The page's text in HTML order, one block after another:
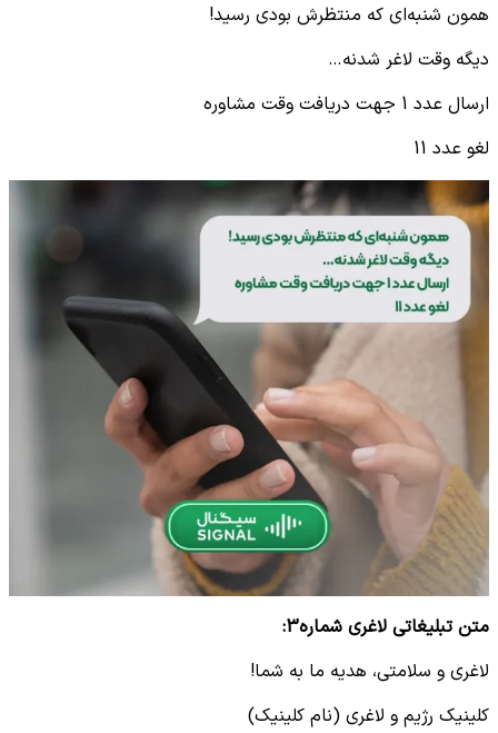
همون شنبه‌ای که منتظرش بودی رسید!
دیگه وقت لاغر شدنه…
ارسال عدد 1 جهت دریافت وقت مشاوره
لغو عدد 11
متن تبلیغاتی لاغری شماره3:
لاغری و سلامتی، هدیه ما به شما!
کلینیک رژیم و لاغری (نام کلینیک)